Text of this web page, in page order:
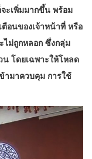
ะเพิ่มมากขึ้น พร้อม
อนของเจ้าหน้าที่ หรือ
ไม่ถูกหลอก ซึ่งกลุ่ม
โดยเฉพาะให้โหลด
ามาควบคุม การใช้